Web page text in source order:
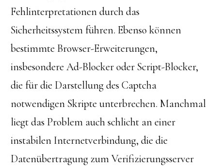
Fehlinterpretationen durch das
Sicherheitssystem führen. Ebenso können
bestimmte Browser-Erweiterungen,
insbesondere Ad-Blocker oder Script-Blocker,
die für die Darstellung des Captcha
notwendigen Skripte unterbrechen. Manchmal
liegt das Problem auch schlicht an einer
instabilen Internetverbindung, die die
Datenübertragung zum Verifizierungsserver